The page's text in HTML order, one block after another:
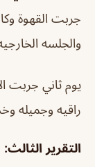
جربت القهوة
والجلسه
يوم ثاني جربت
راقيه وجميله
التقرير الثالث: